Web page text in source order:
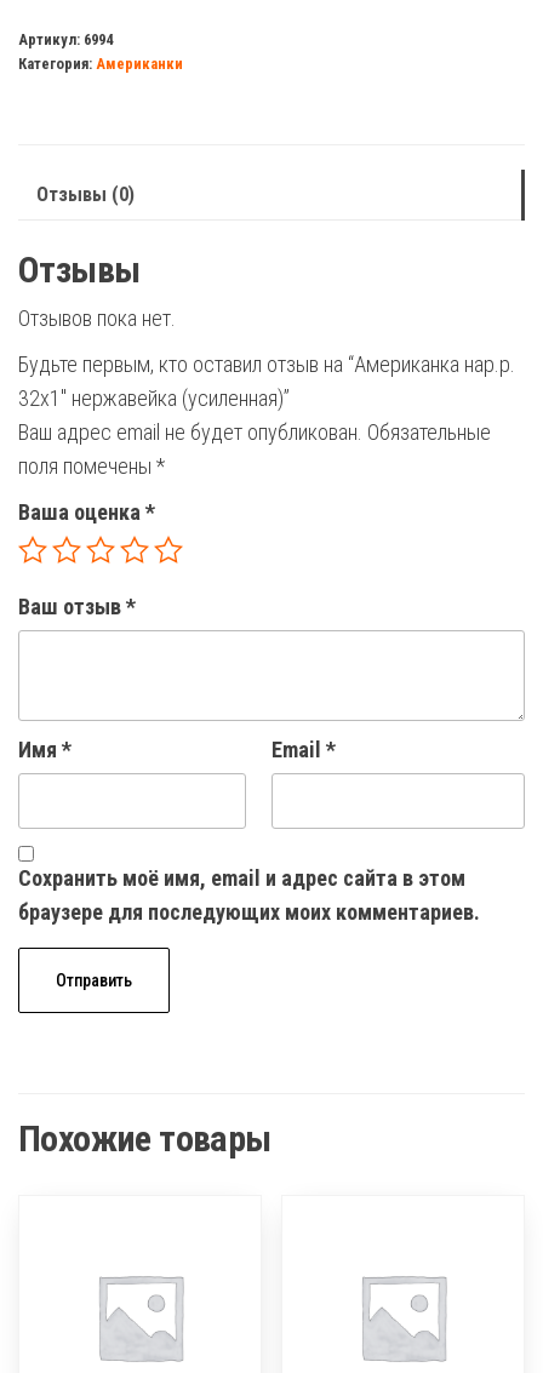
нар.р.
32х1"
Артикул: 6994
Категория: Американки
Отзывы (0)
Отзывы
Отзывов пока нет.
Будьте первым, кто оставил отзыв на “Американка нар.р.
32х1″ нержавейка (усиленная)”
Ваш адрес email не будет опубликован. Обязательные
поля помечены *
Ваша оценка *
Ваш отзыв*
Имя * Email *
Сохранить моё имя, email и адрес сайта в этом
браузере для последующих моих комментариев.
Похожие товары